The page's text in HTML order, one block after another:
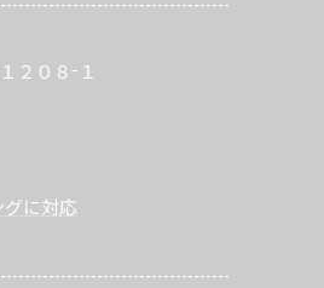
２０８−１
に対応